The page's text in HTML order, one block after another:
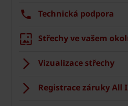
Technická podpora
Střechy ve vašem
Vizualizace střechy
Registrace záruky All